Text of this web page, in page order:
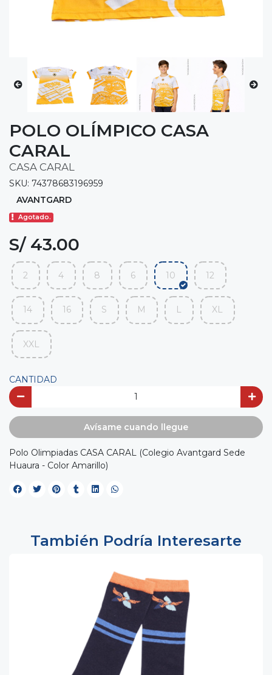
POLO OLÍMPICO CASA
CARAL
CASA CARAL
SKU: 74378683196959
AVANTGARD
Agotado.
S/ 43.00
2 4 8 6 10 12
14 16 S M L XL
XXL
CANTIDAD
Avísame cuando llegue
Polo Olimpiadas CASA CARAL (Colegio Avantgard Sede
Huaura - Color Amarillo)
También Podría Interesarte